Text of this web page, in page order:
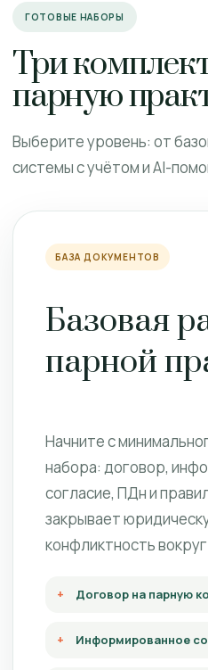
ГОТОВЫЕ НАБОРЫ
Три
парную
Выберите уровень: от
системы с учётом и AI-
БАЗА ДОКУМЕНТОВ
Базовая
парной
Начните с
набора: договор,
согласие, ПДн и
закрывает
конфликтность
Договор на парную
Информированное